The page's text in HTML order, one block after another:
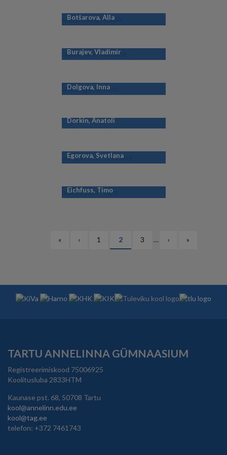
Botšarova, Alla
Burajev, Vladimir
Dolgova, Inna
Dorkin, Anatoli
Egorova, Svetlana
Eichfuss, Timo
PAGINATIONEsimene
«
Eelmine
‹ Lehekülg
1
Eesolev
leht
2 Lehekülg
3 …
Järgmine
›
Viimane
»
TARTU ANNELINNA GÜMNAASIUM
Registreerimiskood 75006925
Koolitusluba 2833HTM
Kaunase pst. 68, 50708 Tartu
kool@annelinn.edu.ee
kool@tag.ee
telefon: +372 7461743